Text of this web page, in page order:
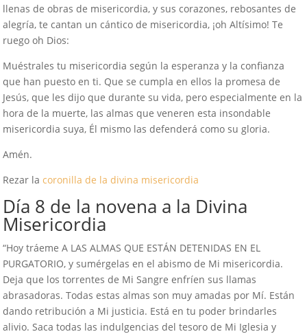
llenas de obras de misericordia, y sus corazones, rebosantes de
alegría, te cantan un cántico de misericordia, ¡oh Altísimo! Te
ruego oh Dios:
Muéstrales tu misericordia según la esperanza y la confianza
que han puesto en ti. Que se cumpla en ellos la promesa de
Jesús, que les dijo que durante su vida, pero especialmente en la
hora de la muerte, las almas que veneren esta insondable
misericordia suya, Él mismo las defenderá como su gloria.
Amén.
Rezar la coronilla de la divina misericordia
Día 8 de la novena a la Divina
Misericordia
“Hoy tráeme A LAS ALMAS QUE ESTÁN DETENIDAS EN EL
PURGATORIO, y sumérgelas en el abismo de Mi misericordia.
Deja que los torrentes de Mi Sangre enfríen sus llamas
abrasadoras. Todas estas almas son muy amadas por Mí. Están
dando retribución a Mi justicia. Está en tu poder brindarles
alivio. Saca todas las indulgencias del tesoro de Mi Iglesia y